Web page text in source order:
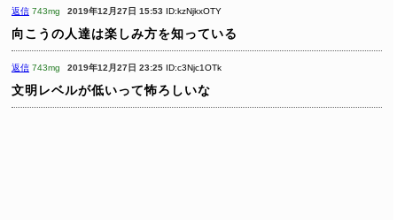
返信 743mg 2019年12月27日 15:53 ID:kzNjkxOTY
向こうの人達は楽しみ方を知っている
返信 743mg 2019年12月27日 23:25 ID:c3Njc1OTk
文明レベルが低いって怖ろしいな